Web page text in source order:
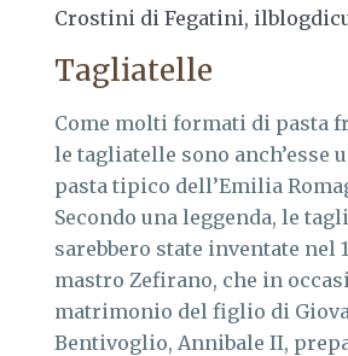
Crostini di Fegatini,
Tagliatelle
Come molti formati di pasta
le tagliatelle sono anch’esse
pasta tipico dell’Emilia
Secondo una leggenda, le
sarebbero state inventate nel
mastro Zefirano, che in
matrimonio del figlio di
Bentivoglio, Annibale II,